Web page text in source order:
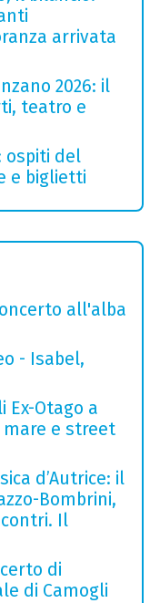
arrivata
2026: il
teatro e
ospiti del
e biglietti
all'alba
- Isabel,
Ex-Otago a
mare e street
d’Autrice: il
Bombrini,
Il
di
di Camogli